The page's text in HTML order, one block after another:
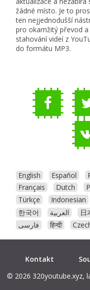
žádné místo. Je to
ten nejjednodušší
pro okamžitý převod a
stahování videí z
do formátu MP3.
English Español
Français
Dutch
Türkçe
Indonesian
한국어
العربية 日
فارسی
हिन्दी
Kontakt
© 2026 320youtube.xyz,